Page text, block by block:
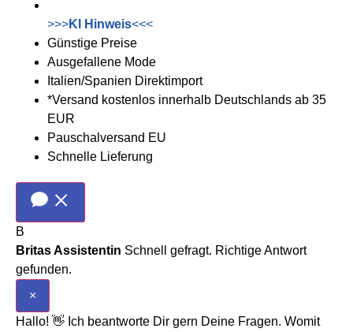
>>>KI Hinweis<<<
Günstige Preise
Ausgefallene Mode
Italien/Spanien Direktimport
*Versand kostenlos innerhalb Deutschlands ab 35
EUR
Pauschalversand EU
Schnelle Lieferung
B
Britas Assistentin Schnell gefragt. Richtige Antwort
gefunden.
×
Hallo! 👋 Ich beantworte Dir gern Deine Fragen. Womit